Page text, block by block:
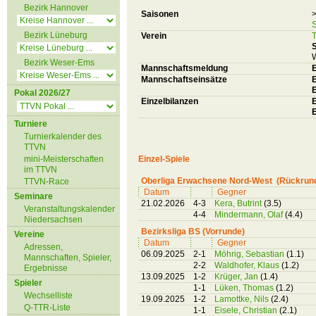
Bezirk Hannover
Bezirk Lüneburg
Bezirk Weser-Ems
Pokal 2026/27
Turniere
Turnierkalender des
TTVN
mini-Meisterschaften
im TTVN
TTVN-Race
Seminare
Veranstaltungskalender
Niedersachsen
Vereine
Adressen,
Mannschaften, Spieler,
Ergebnisse
Spieler
Wechselliste
Q-TTR-Liste
Saisonen
Verein
Mannschaftsmeldung
Mannschaftseinsätze
Einzelbilanzen
Einzel-Spiele
Oberliga Erwachsene Nord-West
Datum
Gegner
21.02.2026
4-3 Kera, Butrint(3.5)
4-4
Mindermann, Olaf(4.4)
Bezirksliga BS (Vorrunde)
Datum
Gegner
06.09.2025
2-1 Möhrig, Sebastian (1.1)
2-2
Waldhofer, Klaus (1.2)
13.09.2025
1-2 Krüger, Jan (1.4)
1-1
Lüken, Thomas (1.2)
19.09.2025
1-2 Lamottke, Nils (2.4)
1-1
Eisele, Christian (2.1)